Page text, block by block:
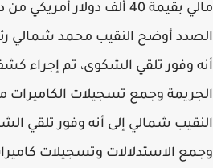
مالي بقيمة 40 ألف دولار
الصدد أوضح النقيب محمد شمالي
أنه وفور تلقي الشكوى، تم إجراء
الجريمة وجمع تسجيلات
النقيب شمالي إلى أنه وفور تلقي
وجمع الاستدلالات وتسجيلات